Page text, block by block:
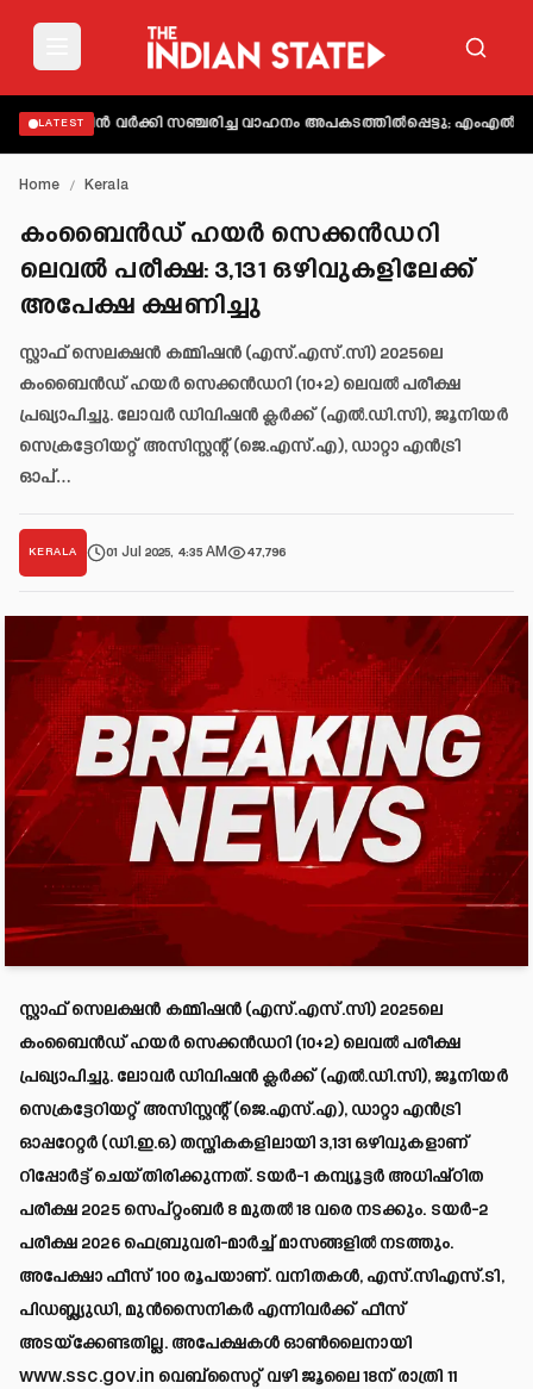
LATEST
അബിന്‍ വര്‍ക്കി സഞ്ചരിച്ച വാഹനം അപകടത്തില്‍പ്പെട്ടു; എംഎല്‍എ
Home / Kerala
കംബൈൻഡ് ഹയർ സെക്കൻഡറി
ലെവൽ പരീക്ഷ: 3,131 ഒഴിവുകളിലേക്ക്
അപേക്ഷ ക്ഷണിച്ചു
സ്റ്റാഫ് സെലക്ഷൻ കമ്മിഷൻ (എസ്.എസ്.സി) 2025ലെ
കംബൈൻഡ് ഹയർ സെക്കൻഡറി (10+2) ലെവൽ പരീക്ഷ
പ്രഖ്യാപിച്ചു. ലോവർ ഡിവിഷൻ ക്ലർക്ക് (എൽ.ഡി.സി), ജൂനിയർ
സെക്രട്ടേറിയറ്റ് അസിസ്റ്റന്റ് (ജെ.എസ്.എ), ഡാറ്റാ എൻട്രി
ഓപ്…
KERALA 01 Jul 2025, 4:35 AM 47,796
സ്റ്റാഫ് സെലക്ഷൻ കമ്മിഷൻ (എസ്.എസ്.സി) 2025ലെ
കംബൈൻഡ് ഹയർ സെക്കൻഡറി (10+2) ലെവൽ പരീക്ഷ
പ്രഖ്യാപിച്ചു. ലോവർ ഡിവിഷൻ ക്ലർക്ക് (എൽ.ഡി.സി), ജൂനിയർ
സെക്രട്ടേറിയറ്റ് അസിസ്റ്റന്റ് (ജെ.എസ്.എ), ഡാറ്റാ എൻട്രി
ഓപ്പറേറ്റർ (ഡി.ഇ.ഒ) തസ്തികകളിലായി 3,131 ഒഴിവുകളാണ്
റിപ്പോർട്ട് ചെയ്തിരിക്കുന്നത്. ടയർ-1 കമ്പ്യൂട്ടർ അധിഷ്ഠിത
പരീക്ഷ 2025 സെപ്റ്റംബർ 8 മുതൽ 18 വരെ നടക്കും. ടയർ-2
പരീക്ഷ 2026 ഫെബ്രുവരി-മാർച്ച് മാസങ്ങളിൽ നടത്തും.
അപേക്ഷാ ഫീസ് 100 രൂപയാണ്. വനിതകൾ, എസ്.സിഎസ്.ടി,
പിഡബ്ല്യുഡി, മുൻസൈനികർ എന്നിവർക്ക് ഫീസ്
അടയ്ക്കേണ്ടതില്ല. അപേക്ഷകൾ ഓൺലൈനായി
www.ssc.gov.in വെബ്‌സൈറ്റ് വഴി ജൂലൈ 18ന് രാത്രി 11